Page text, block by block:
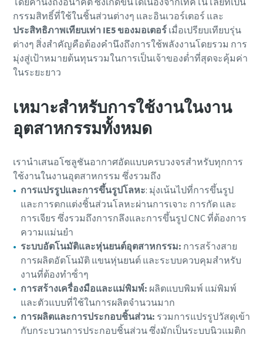
กรรมสิทธิ์ที่ใช้ในชิ้นส่วนต่างๆ และอินเวอร์เตอร์ และ
ประสิทธิภาพเทียบเท่า IE5 ของมอเตอร์เมื่อเปรียบเทียบรุ่น
ต่างๆ สิ่งสําคัญคือต้องคํานึงถึงการใช้พลังงานโดยรวม การ
มุ่งสู่เป้าหมายต้นทุนรวมในการเป็นเจ้าของต่ำที่สุดจะคุ้มค่า
ในระยะยาว
เหมาะสําหรับการใช้งานในงาน
อุตสาหกรรมทั้งหมด
เรานําเสนอโซลูชันอากาศอัดแบบครบวงจรสําหรับทุกการ
ใช้งานในงานอุตสาหกรรม ซึ่งรวมถึง
การแปรรูปและการขึ้นรูปโลหะ: มุ่งเน้นไปที่การขึ้นรูป
และการตกแต่งชิ้นส่วนโลหะผ่านการเจาะ การกัด และ
การเจียร ซึ่งรวมถึงการกลึงและการขึ้นรูป CNC ที่ต้องการ
ความแม่นยํา
ระบบอัตโนมัติและหุ่นยนต์อุตสาหกรรม: การสร้างสาย
การผลิตอัตโนมัติ แขนหุ่นยนต์ และระบบควบคุมสําหรับ
งานที่ต้องทําซ้ําๆ
การสร้างเครื่องมือและแม่พิมพ์: ผลิตแบบพิมพ์ แม่พิมพ์
และตัวแบบที่ใช้ในการผลิตจํานวนมาก
การผลิตและการประกอบชิ้นส่วน: รวมการแปรรูปวัสดุเข้า
กับกระบวนการประกอบชิ้นส่วน ซึ่งมักเป็นระบบนิวแมติก